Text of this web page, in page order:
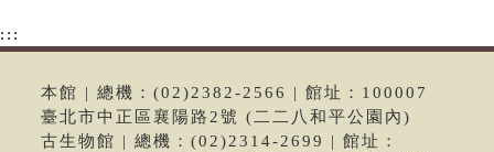
:::
本館 | 總機：(02)2382-2566 | 館址：100007
臺北市中正區襄陽路2號 (二二八和平公園內)
古生物館 | 總機：(02)2314-2699 | 館址：